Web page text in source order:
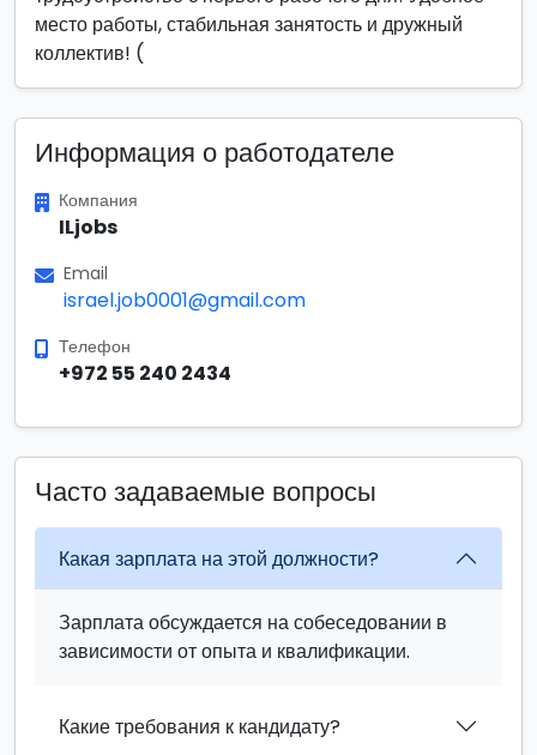
место работы, стабильная занятость и дружный
коллектив! (
Информация о работодателе
Компания
ILjobs
Email
israel.job0001@gmail.com
Телефон
+972 55 240 2434
Часто задаваемые вопросы
Какая зарплата на этой должности?
Зарплата обсуждается на собеседовании в
зависимости от опыта и квалификации.
Какие требования к кандидату?